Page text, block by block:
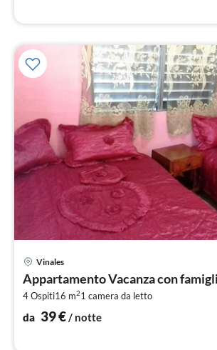
Vinales
Appartamento Vacanza con
4 Ospiti16 m21 camera da letto
da 39€ / notte